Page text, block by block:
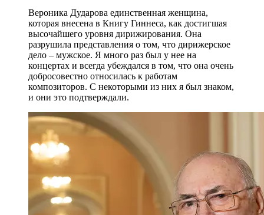
Вероника Дударова единственная женщина,
которая внесена в Книгу Гиннеса, как достигшая
высочайшего уровня дирижирования. Она
разрушила представления о том, что дирижерское
дело – мужское. Я много раз был у нее на
концертах и всегда убеждался в том, что она очень
добросовестно относилась к работам
композиторов. С некоторыми из них я был знаком,
и они это подтверждали.